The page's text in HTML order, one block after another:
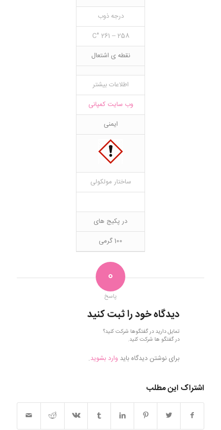
درجه ذوب
258 – 261 °C
نقطه ی اشتعال
اطلاعات بیشتر
وب سایت کمپانی
ایمنی
ساختار مولکولی
در پکیج های
100 گرمی
0
پاسخ
دیدگاه خود را ثبت کنید
تمایل دارید در گفتگوها شرکت کنید؟
در گفتگو ها شرکت کنید.
برای نوشتن دیدگاه باید وارد بشوید.
اشتراک این مطلب